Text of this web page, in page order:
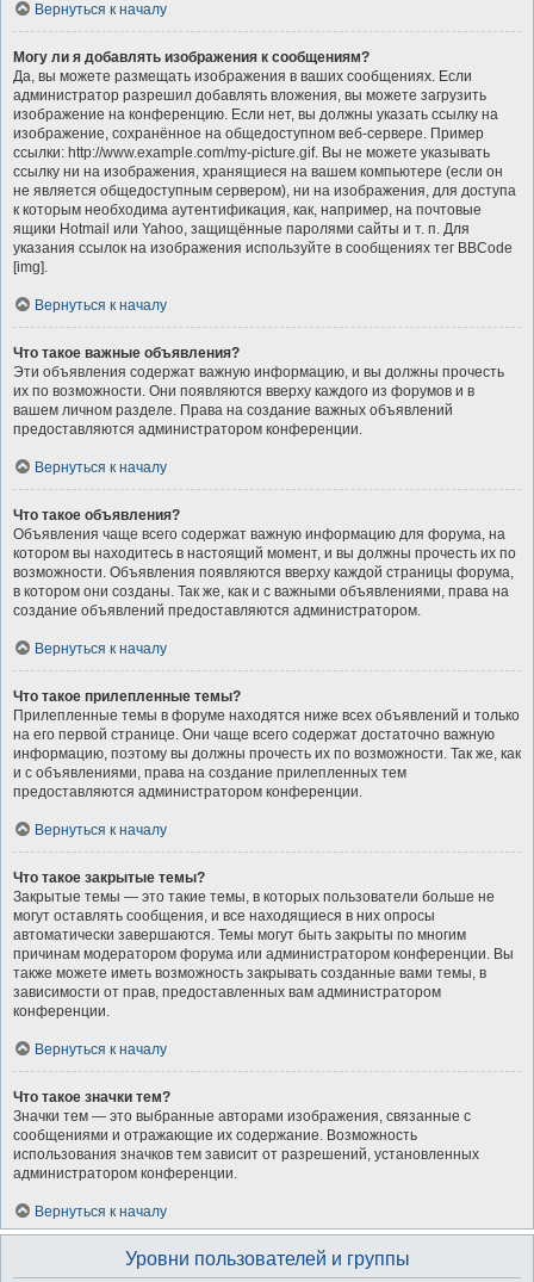
Вернуться к началу
Могу ли я добавлять изображения к сообщениям?
Да, вы можете размещать изображения в ваших сообщениях. Если
администратор разрешил добавлять вложения, вы можете загрузить
изображение на конференцию. Если нет, вы должны указать ссылку на
изображение, сохранённое на общедоступном веб-сервере. Пример
ссылки: http://www.example.com/my-picture.gif. Вы не можете указывать
ссылку ни на изображения, хранящиеся на вашем компьютере (если он
не является общедоступным сервером), ни на изображения, для доступа
к которым необходима аутентификация, как, например, на почтовые
ящики Hotmail или Yahoo, защищённые паролями сайты и т. п. Для
указания ссылок на изображения используйте в сообщениях тег BBCode
[img].
Вернуться к началу
Что такое важные объявления?
Эти объявления содержат важную информацию, и вы должны прочесть
их по возможности. Они появляются вверху каждого из форумов и в
вашем личном разделе. Права на создание важных объявлений
предоставляются администратором конференции.
Вернуться к началу
Что такое объявления?
Объявления чаще всего содержат важную информацию для форума, на
котором вы находитесь в настоящий момент, и вы должны прочесть их по
возможности. Объявления появляются вверху каждой страницы форума,
в котором они созданы. Так же, как и с важными объявлениями, права на
создание объявлений предоставляются администратором.
Вернуться к началу
Что такое прилепленные темы?
Прилепленные темы в форуме находятся ниже всех объявлений и только
на его первой странице. Они чаще всего содержат достаточно важную
информацию, поэтому вы должны прочесть их по возможности. Так же, как
и с объявлениями, права на создание прилепленных тем
предоставляются администратором конференции.
Вернуться к началу
Что такое закрытые темы?
Закрытые темы — это такие темы, в которых пользователи больше не
могут оставлять сообщения, и все находящиеся в них опросы
автоматически завершаются. Темы могут быть закрыты по многим
причинам модератором форума или администратором конференции. Вы
также можете иметь возможность закрывать созданные вами темы, в
зависимости от прав, предоставленных вам администратором
конференции.
Вернуться к началу
Что такое значки тем?
Значки тем — это выбранные авторами изображения, связанные с
сообщениями и отражающие их содержание. Возможность
использования значков тем зависит от разрешений, установленных
администратором конференции.
Вернуться к началу
Уровни пользователей и группы